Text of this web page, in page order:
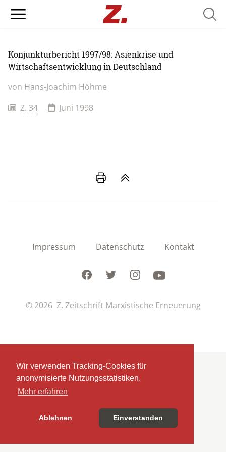
Wir verwenden Tracking-Cookies für
anonymisierte Nutzungsstatistiken.
Mehr erfahren
Ablehnen Einverstanden
Konjunkturbericht 1997/98: Asienkrise und
Wirtschaftsentwicklung in Deutschland
von Hans-Joachim Höhme
Z. 34
Juni 1998
Impressum Datenschutz Kontakt
FacebookTwitterInstagramYoutube
© 2026 Z. Zeitschrift Marxistische Erneuerung